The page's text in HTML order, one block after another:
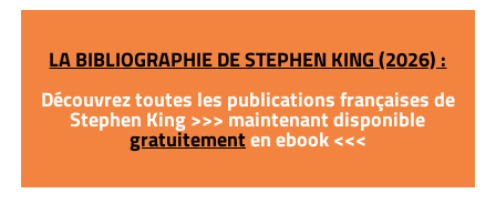
LA BIBLIOGRAPHIE DE STEPHEN KING (2026) :
Découvrez toutes les publications françaises de
Stephen King >>> maintenant disponible
gratuitementen ebook <<<